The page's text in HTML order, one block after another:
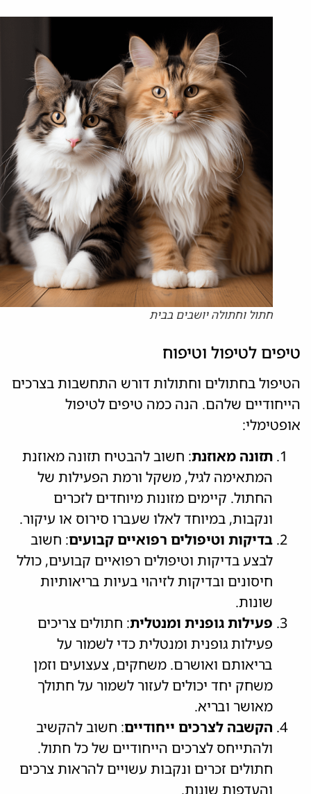
חתול וחתולה יושבים בבית
טיפים לטיפול וטיפוח
הטיפול בחתולים וחתולות דורש התחשבות בצרכים
הייחודיים שלהם. הנה כמה טיפים לטיפול
אופטימלי:
תזונה מאוזנת: חשוב להבטיח תזונה מאוזנת
המתאימה לגיל, משקל ורמת הפעילות של
החתול. קיימים מזונות מיוחדים לזכרים
ונקבות, במיוחד לאלו שעברו סירוס או עיקור.
בדיקות וטיפולים רפואיים קבועים: חשוב
לבצע בדיקות וטיפולים רפואיים קבועים, כולל
חיסונים ובדיקות לזיהוי בעיות בריאותיות
שונות.
פעילות גופנית ומנטלית: חתולים צריכים
פעילות גופנית ומנטלית כדי לשמור על
בריאותם ואושרם. משחקים, צעצועים וזמן
משחק יחד יכולים לעזור לשמור על חתולך
מאושר ובריא.
הקשבה לצרכים ייחודיים: חשוב להקשיב
ולהתייחס לצרכים הייחודיים של כל חתול.
חתולים זכרים ונקבות עשויים להראות צרכים
והעדפות שונות.